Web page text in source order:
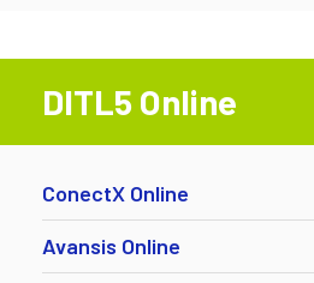
DITL5 Online
ConectX Online
Avansis Online